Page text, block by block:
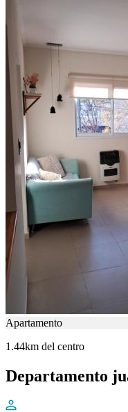
Apartamento
1.44km del centro
Departamento